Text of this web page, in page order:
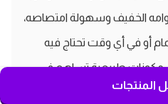
الخفيف وسهولة امتصاصه،
أو في أي وقت تحتاج فيه
مكونات طبيعية تساهم في
الجفاف، مما يجعله مثاليًا